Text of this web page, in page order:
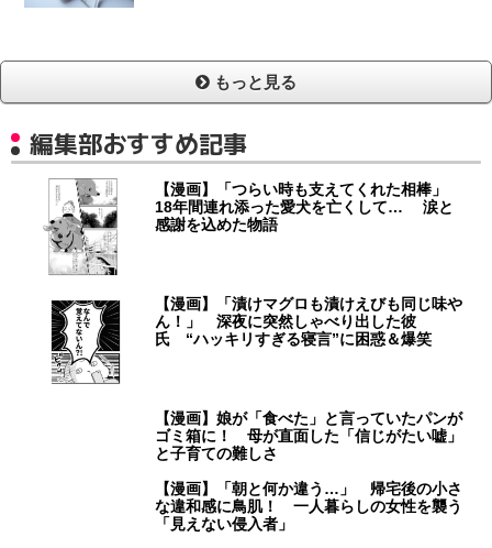
もっと見る
編集部おすすめ記事
【漫画】「つらい時も支えてくれた相棒」
18年間連れ添った愛犬を亡くして… 涙と
感謝を込めた物語
【漫画】「漬けマグロも漬けえびも同じ味や
ん！」 深夜に突然しゃべり出した彼
氏 “ハッキリすぎる寝言”に困惑＆爆笑
【漫画】娘が「食べた」と言っていたパンが
ゴミ箱に！ 母が直面した「信じがたい嘘」
と子育ての難しさ
【漫画】「朝と何か違う…」 帰宅後の小さ
な違和感に鳥肌！ 一人暮らしの女性を襲う
「見えない侵入者」